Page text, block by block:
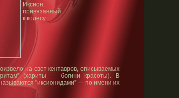
Иксион,
привязанный
к колесу.
на свет кентавров, описываемых
(хариты — богини красоты). В
"иксионидами” — по имени их